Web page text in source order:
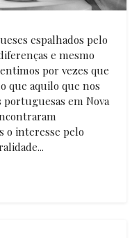
espalhados pelo
e mesmo
por vezes que
que aquilo que nos
portuguesas em Nova
o interesse pelo